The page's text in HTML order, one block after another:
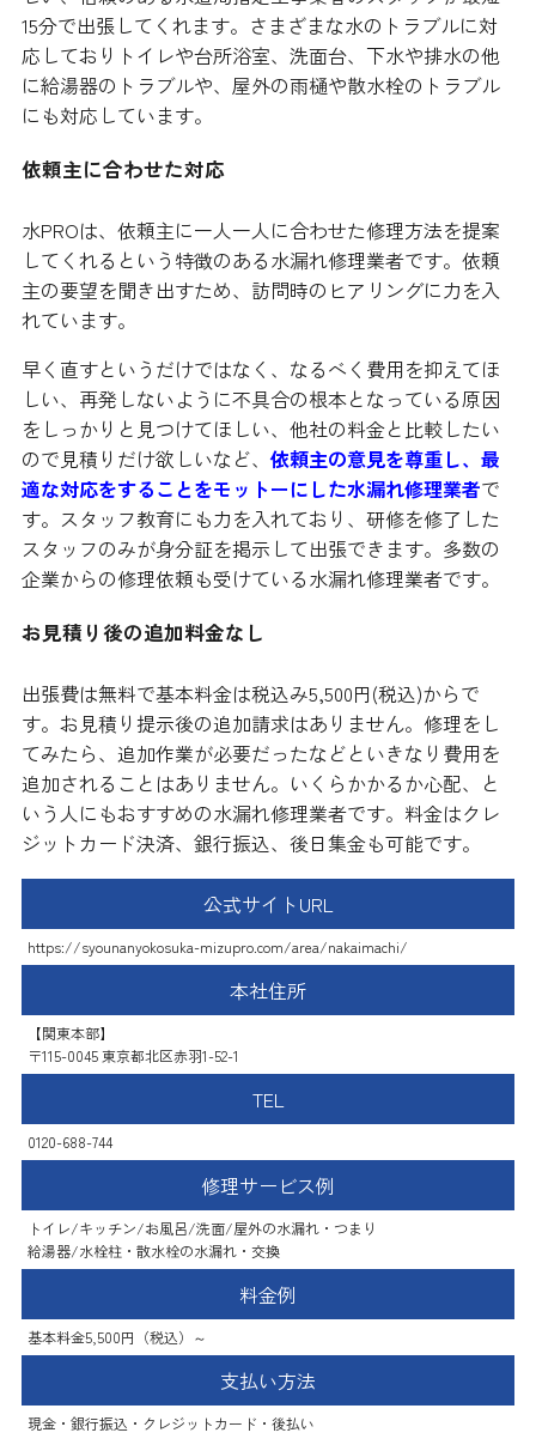
15分で出張してくれます。さまざまな水のトラブルに対
応しておりトイレや台所浴室、洗面台、下水や排水の他
に給湯器のトラブルや、屋外の雨樋や散水栓のトラブル
にも対応しています。
依頼主に合わせた対応
水PROは、依頼主に一人一人に合わせた修理方法を提案
してくれるという特徴のある水漏れ修理業者です。依頼
主の要望を聞き出すため、訪問時のヒアリングに力を入
れています。
早く直すというだけではなく、なるべく費用を抑えてほ
しい、再発しないように不具合の根本となっている原因
をしっかりと見つけてほしい、他社の料金と比較したい
ので見積りだけ欲しいなど、依頼主の意見を尊重し、最
適な対応をすることをモットーにした水漏れ修理業者で
す。スタッフ教育にも力を入れており、研修を修了した
スタッフのみが身分証を掲示して出張できます。多数の
企業からの修理依頼も受けている水漏れ修理業者です。
お見積り後の追加料金なし
出張費は無料で基本料金は税込み5,500円(税込)からで
す。お見積り提示後の追加請求はありません。修理をし
てみたら、追加作業が必要だったなどといきなり費用を
追加されることはありません。いくらかかるか心配、と
いう人にもおすすめの水漏れ修理業者です。料金はクレ
ジットカード決済、銀行振込、後日集金も可能です。
公式サイトURL
https://syounanyokosuka-mizupro.com/area/nakaimachi/
本社住所
【関東本部】
〒115-0045 東京都北区赤羽1-52-1
TEL
0120-688-744
修理サービス例
トイレ/キッチン/お風呂/洗面/屋外の水漏れ・つまり
給湯器/水栓柱・散水栓の水漏れ・交換
料金例
基本料金5,500円（税込）～
支払い方法
現金・銀行振込・クレジットカード・後払い